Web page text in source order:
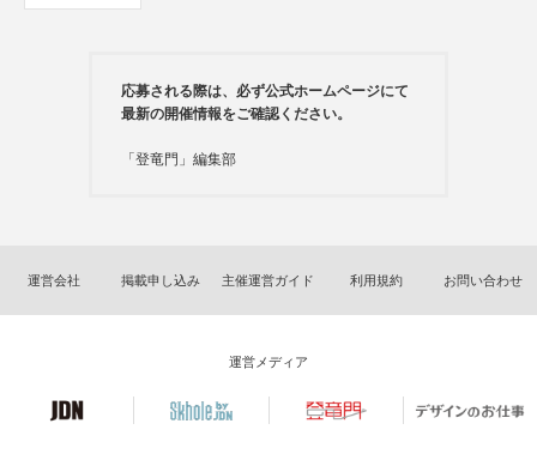
応募される際は、必ず公式ホームページにて
最新の開催情報をご確認ください。
「登竜門」編集部
運営会社 掲載申し込み 主催運営ガイド 利用規約 お問い合わせ
運営メディア